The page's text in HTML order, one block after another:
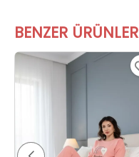
BENZER ÜRÜNLER